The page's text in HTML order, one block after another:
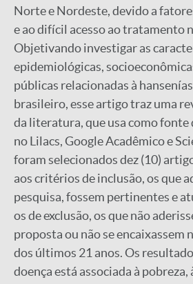
Norte e Nordeste, devido a
e ao difícil acesso ao tratamento
Objetivando investigar as
epidemiológicas,
públicas relacionadas à
brasileiro, esse artigo traz uma
da literatura, que usa como fonte
no Lilacs, Google Acadêmico e
foram selecionados dez (10)
aos critérios de inclusão, os que
pesquisa, fossem pertinentes e
os de exclusão, os que não
proposta ou não se encaixassem
dos últimos 21 anos. Os
doença está associada à pobreza,